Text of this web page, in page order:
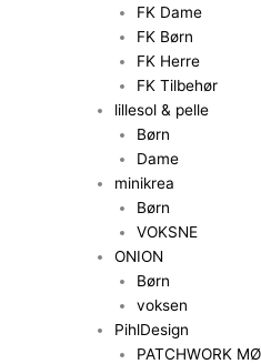
FK Dame
FK Børn
FK Herre
FK Tilbehør
lillesol & pelle
Børn
Dame
minikrea
Børn
VOKSNE
ONION
Børn
voksen
PihlDesign
PATCHWORK